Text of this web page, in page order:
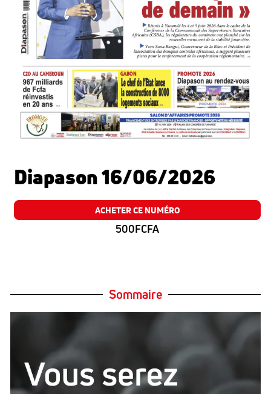
Diapason 16/06/2026
ACHETER CE NUMÉRO
500FCFA
Sommaire